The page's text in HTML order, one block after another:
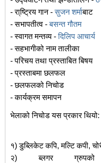
- रा्ष्ट्रिय गान -सुजन शर्माबाट
- सभापतीत्व -बसन्त गौतम
- स्वागत मन्तव्य -दिलिप आचार्य
- सहभागीको नाम तालीका
- परिचय तथा प्रस्ताबित बिषय
- प्रस्ताबमा छलफल
- छलफलको निचोड
- कार्यक्रम समापन
भेलाको निचोड यस प्रकार थियो:
१) डुब्लिकेट कपि, मल्टि कपी,
२) ब्लगर